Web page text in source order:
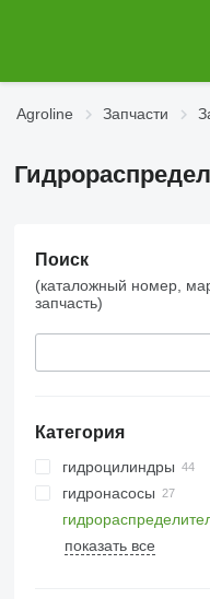
Agroline Запчасти
Поиск
(каталожный номер,
запчасть)
Категория
гидроцилиндры
гидронасосы
показать все